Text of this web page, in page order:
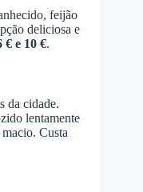
feijão
deliciosa e
€ e 10 €.
da cidade.
lentamente
Custa